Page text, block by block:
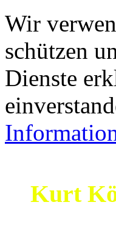
Wir
schützen
Dienste
Kurt